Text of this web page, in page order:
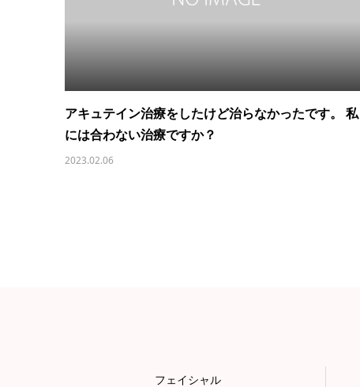
アキュテイン治療をしたけど治らなかったです。 私
には合わない治療ですか？
2023.02.06
フェイシャル